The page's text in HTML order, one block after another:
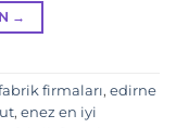
→
firmaları, edirne
, enez en iyi